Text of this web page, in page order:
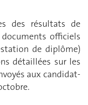
des résultats de
officiels
de diplôme)
détaillées sur les
aux candidat-